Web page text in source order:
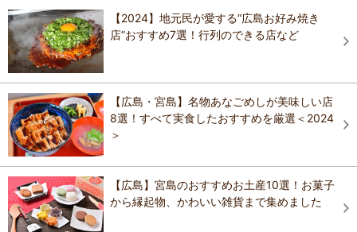
【2024】地元民が愛する“広島お好み焼き
店”おすすめ7選！行列のできる店など
【広島・宮島】名物あなごめしが美味しい店
8選！すべて実食したおすすめを厳選＜2024
＞
【広島】宮島のおすすめお土産10選！お菓子
から縁起物、かわいい雑貨まで集めました